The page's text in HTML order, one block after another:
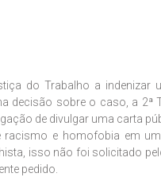
do Trabalho a indenizar
decisão sobre o caso, a 2ª
de divulgar uma carta
e homofobia em
isso não foi solicitado
pedido.